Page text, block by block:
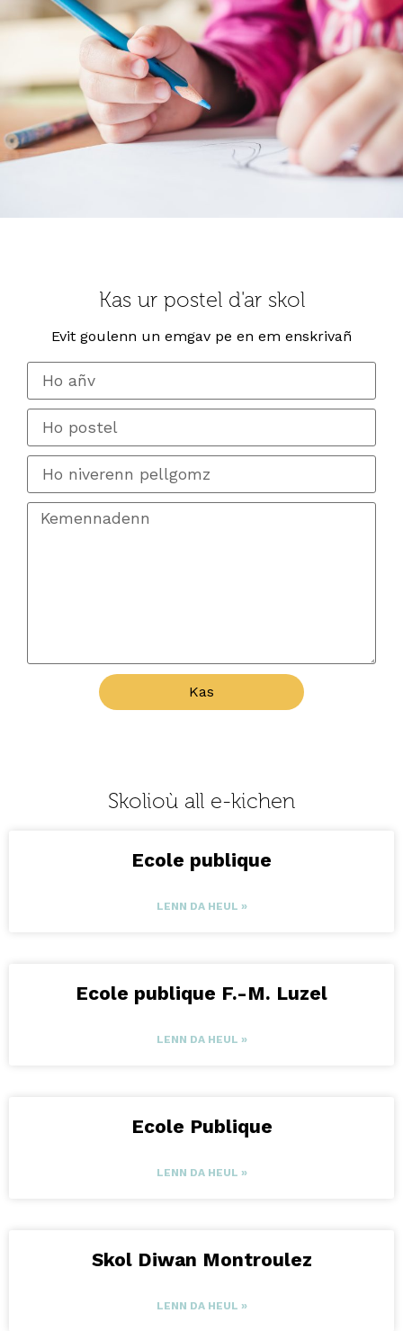
Kas ur postel d'ar skol
Evit goulenn un emgav pe en em enskrivañ
Kas
Skolioù all e-kichen
Ecole publique
LENN DA HEUL »
Ecole publique F.-M. Luzel
LENN DA HEUL »
Ecole Publique
LENN DA HEUL »
Skol Diwan Montroulez
LENN DA HEUL »